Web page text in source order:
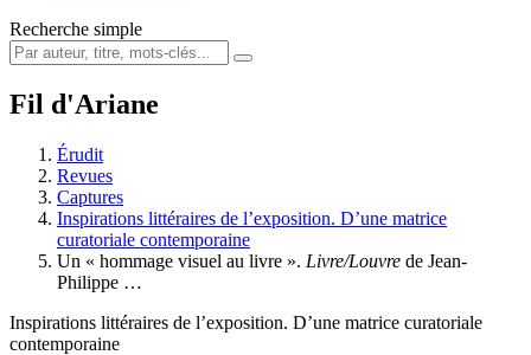
Recherche simple
Fil d'Ariane
Érudit
Revues
Captures
Inspirations littéraires de l’exposition. D’une matrice
curatoriale contemporaine
Un « hommage visuel au livre ». Livre/Louvre de Jean-
Philippe …
Inspirations littéraires de l’exposition. D’une matrice curatoriale
contemporaine